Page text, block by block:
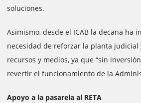
soluciones.
Asimismo, desde el ICAB la decana ha
necesidad de reforzar la planta judicial
recursos y medios, ya que “sin
revertir el funcionamiento de la
Apoyo a la pasarela al RETA